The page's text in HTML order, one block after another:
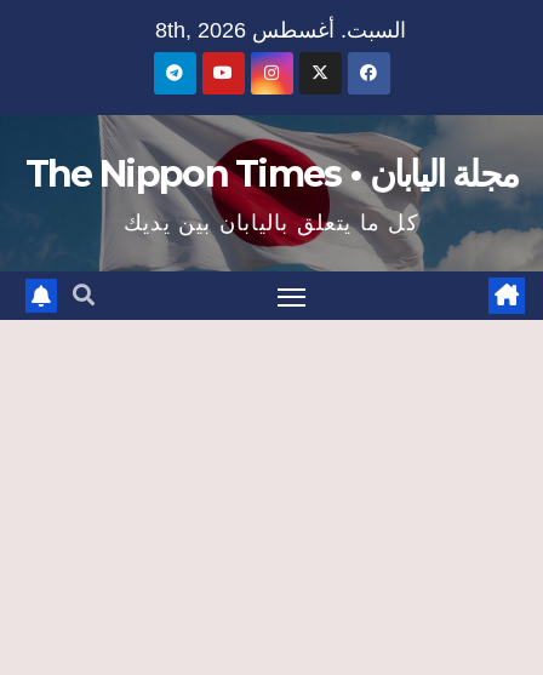
السبت. أغسطس 8th, 2026
مجلة اليابان • The Nippon Times
كل ما يتعلق باليابان بين يديك